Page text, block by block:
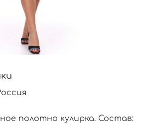
полотно кулирка. Состав: